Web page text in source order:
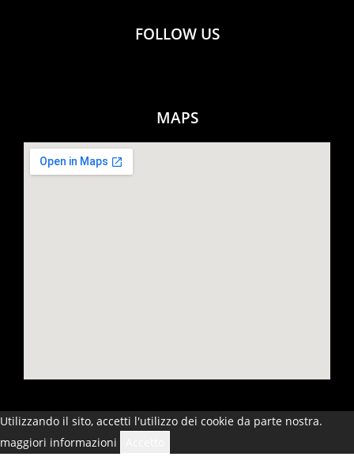
FOLLOW US
MAPS
Utilizzando il sito, accetti l'utilizzo dei cookie da parte nostra.
maggiori informazioni